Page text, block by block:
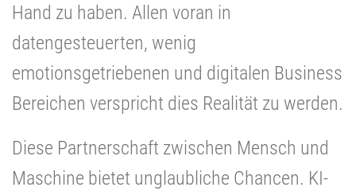
Hand zu haben. Allen voran in
datengesteuerten, wenig
emotionsgetriebenen und digitalen Business
Bereichen verspricht dies Realität zu werden.
Diese Partnerschaft zwischen Mensch und
Maschine bietet unglaubliche Chancen. KI-